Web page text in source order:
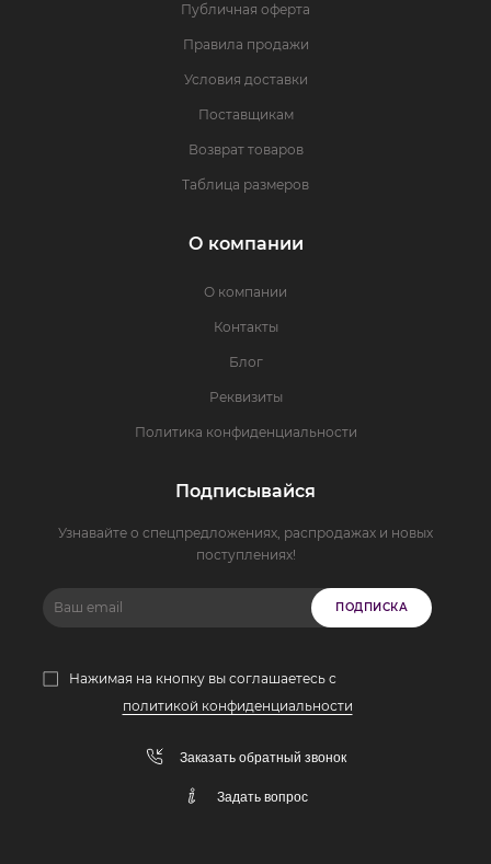
Публичная оферта
Правила продажи
Условия доставки
Поставщикам
Возврат товаров
Таблица размеров
О компании
О компании
Контакты
Блог
Реквизиты
Политика конфиденциальности
Подписывайся
Узнавайте о спецпредложениях, распродажах и новых
поступлениях!
ПОДПИСКА
Нажимая на кнопку вы соглашаетесь с
политикой конфиденциальности
Заказать обратный звонок
Задать вопрос